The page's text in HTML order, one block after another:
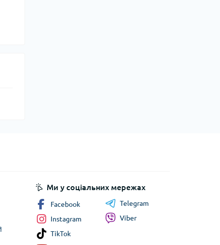
Ми у соціальних мережах
Facebook
Instagram
TikTok
Telegram
Viber